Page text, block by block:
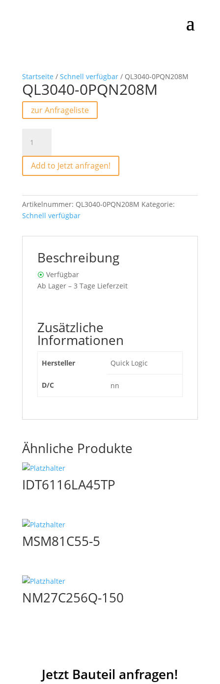
Startseite / Schnell verfügbar/ QL3040-0PQN208M
QL3040-0PQN208M
zur Anfrageliste
0PQN208M
Menge
Add to Jetzt anfragen!
Artikelnummer: QL3040-0PQN208M Kategorie:
Schnell verfügbar
Beschreibung
⦿ Verfügbar
Ab Lager – 3 Tage Lieferzeit
Zusätzliche
Informationen
Hersteller Quick Logic
D/C nn
Ähnliche Produkte
IDT6116LA45TP
MSM81C55-5
NM27C256Q-150
Jetzt Bauteil anfragen!